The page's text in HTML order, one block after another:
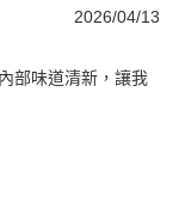
2026/04/13
部味道清新，讓我